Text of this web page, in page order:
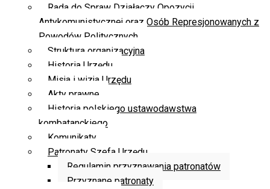
Rada do Spraw Działaczy Opozycji
Antykomunistycznej oraz Osób Represjonowanych z
Powodów Politycznych
Struktura organizacyjna
Historia Urzędu
Misja i wizja Urzędu
Akty prawne
Historia polskiego ustawodawstwa
kombatanckiego
Komunikaty
Patronaty Szefa Urzędu
Regulamin przyznawania patronatów
Przyznane patronaty